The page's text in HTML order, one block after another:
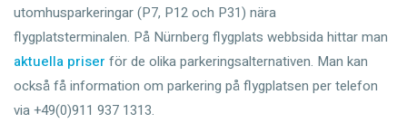
utomhusparkeringar (P7, P12 och P31) nära
flygplatsterminalen. På Nürnberg flygplats webbsida hittar man
aktuella priser för de olika parkeringsalternativen. Man kan
också få information om parkering på flygplatsen per telefon
via +49(0)911 937 1313.